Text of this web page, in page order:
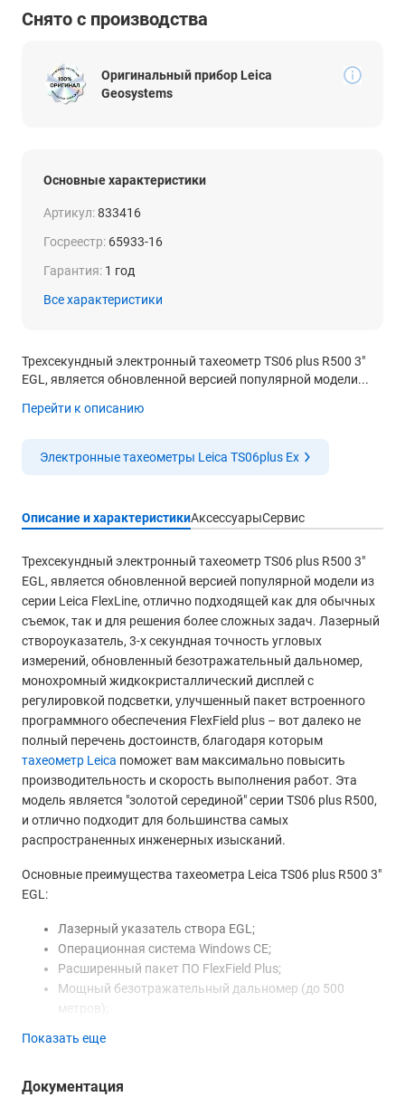
Снято с производства
Оригинальный прибор Leica
Geosystems
Основные характеристики
Артикул:833416
Госреестр: 65933-16
Гарантия: 1 год
Все характеристики
Трехсекундный электронный тахеометр TS06 plus R500 3"
EGL, является обновленной версией популярной модели...
Перейти к описанию
Электронные тахеометры Leica TS06plus Ex
Описание и характеристикиАксессуарыСервис
Трехсекундный электронный тахеометр TS06 plus R500 3"
EGL, является обновленной версией популярной модели из
серии Leica FlexLine, отлично подходящей как для обычных
съемок, так и для решения более сложных задач. Лазерный
створоуказатель, 3-х секундная точность угловых
измерений, обновленный безотражательный дальномер,
монохромный жидкокристаллический дисплей с
регулировкой подсветки, улучшенный пакет встроенного
программного обеспечения FlexField plus – вот далеко не
полный перечень достоинств, благодаря которым
тахеометр Leica поможет вам максимально повысить
производительность и скорость выполнения работ. Эта
модель является "золотой серединой" серии TS06 plus R500,
и отлично подходит для большинства самых
распространенных инженерных изысканий.
Основные преимущества тахеометра Leica TS06 plus R500 3"
EGL:
Лазерный указатель створа EGL;
Операционная система Windows СЕ;
Расширенный пакет ПО FlexField Plus;
Мощный безотражательный дальномер (до 500
метров);
Лазерный центрир;
(до 4');
Показать еще
Документация